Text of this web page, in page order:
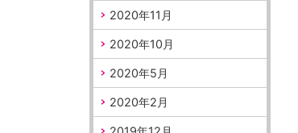
2020年11月
2020年10月
2020年5月
2020年2月